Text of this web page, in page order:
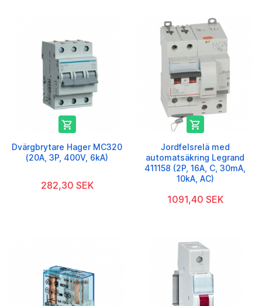

Dvärgbrytare Hager MC320
(20A, 3P, 400V, 6kA)
282,30 SEK

Jordfelsrelä med
automatsäkring Legrand
411158 (2P, 16A, C, 30mA,
10kA, AC)
1091,40 SEK